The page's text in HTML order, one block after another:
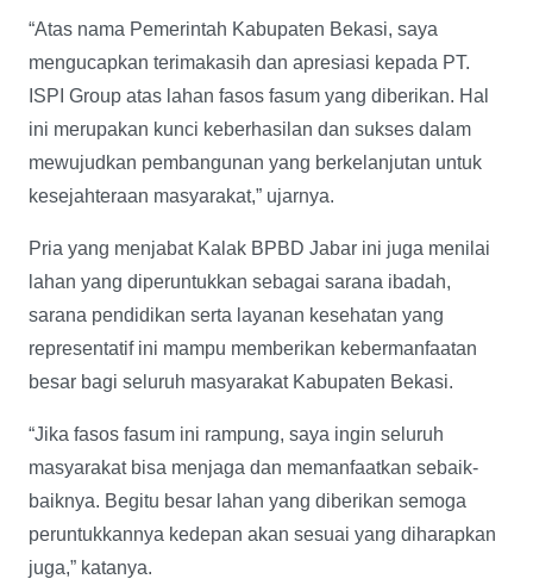
“Atas nama Pemerintah Kabupaten Bekasi, saya
mengucapkan terimakasih dan apresiasi kepada PT.
ISPI Group atas lahan fasos fasum yang diberikan. Hal
ini merupakan kunci keberhasilan dan sukses dalam
mewujudkan pembangunan yang berkelanjutan untuk
kesejahteraan masyarakat,” ujarnya.
Pria yang menjabat Kalak BPBD Jabar ini juga menilai
lahan yang diperuntukkan sebagai sarana ibadah,
sarana pendidikan serta layanan kesehatan yang
representatif ini mampu memberikan kebermanfaatan
besar bagi seluruh masyarakat Kabupaten Bekasi.
“Jika fasos fasum ini rampung, saya ingin seluruh
masyarakat bisa menjaga dan memanfaatkan sebaik-
baiknya. Begitu besar lahan yang diberikan semoga
peruntukkannya kedepan akan sesuai yang diharapkan
juga,” katanya.